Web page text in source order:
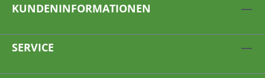
KUNDENINFORMATIONEN
SERVICE